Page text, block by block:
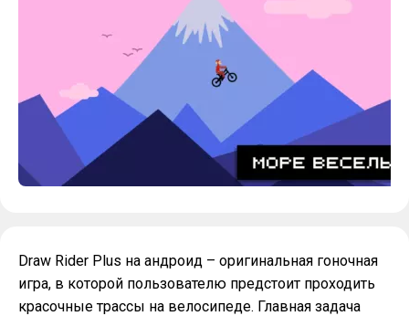
Draw Rider Plus на андроид – оригинальная гоночная
игра, в которой пользователю предстоит проходить
красочные трассы на велосипеде. Главная задача